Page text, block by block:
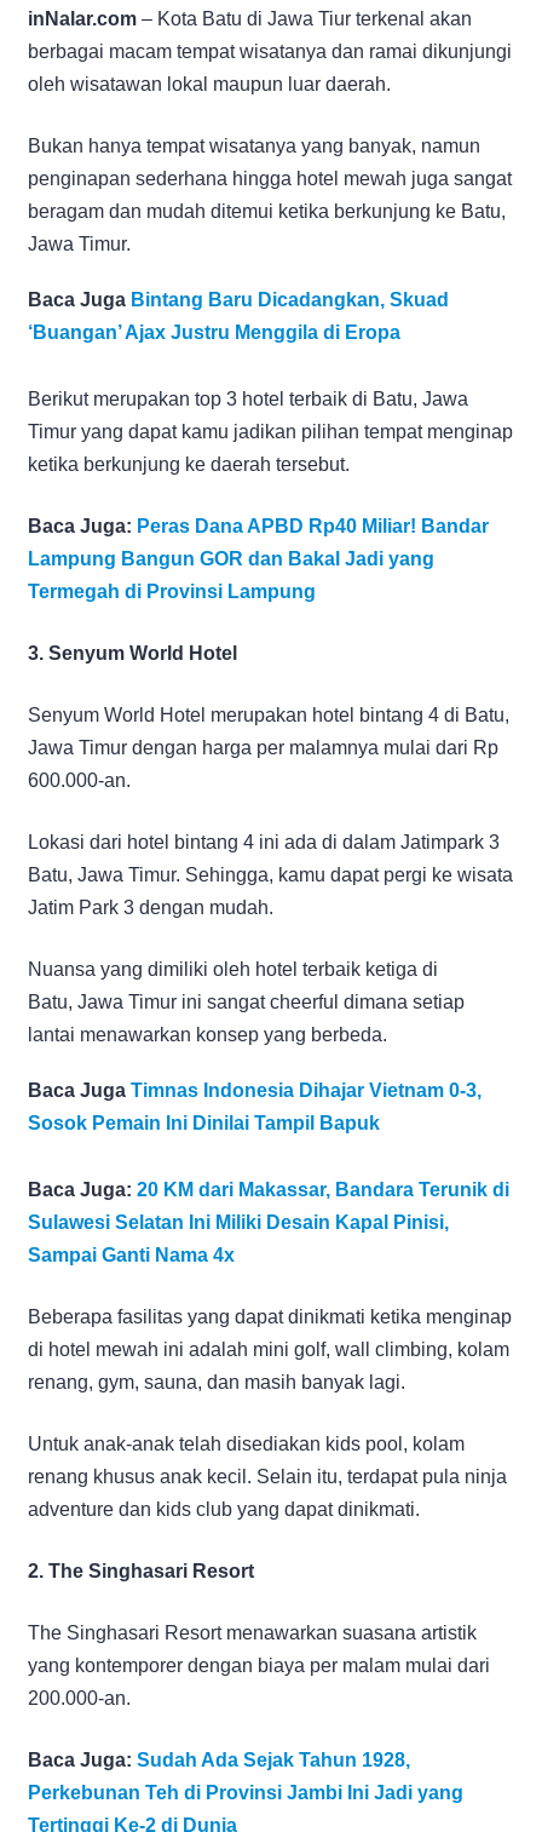
inNalar.com – Kota Batu di Jawa Tiur terkenal akan
berbagai macam tempat wisatanya dan ramai dikunjungi
oleh wisatawan lokal maupun luar daerah.
Bukan hanya tempat wisatanya yang banyak, namun
penginapan sederhana hingga hotel mewah juga sangat
beragam dan mudah ditemui ketika berkunjung ke Batu,
Jawa Timur.
Baca Juga Bintang Baru Dicadangkan, Skuad
‘Buangan’ Ajax Justru Menggila di Eropa
Berikut merupakan top 3 hotel terbaik di Batu, Jawa
Timur yang dapat kamu jadikan pilihan tempat menginap
ketika berkunjung ke daerah tersebut.
Baca Juga: Peras Dana APBD Rp40 Miliar! Bandar
Lampung Bangun GOR dan Bakal Jadi yang
Termegah di Provinsi Lampung
3. Senyum World Hotel
Senyum World Hotel merupakan hotel bintang 4 di Batu,
Jawa Timur dengan harga per malamnya mulai dari Rp
600.000-an.
Lokasi dari hotel bintang 4 ini ada di dalam Jatimpark 3
Batu, Jawa Timur. Sehingga, kamu dapat pergi ke wisata
Jatim Park 3 dengan mudah.
Nuansa yang dimiliki oleh hotel terbaik ketiga di
Batu, Jawa Timur ini sangat cheerful dimana setiap
lantai menawarkan konsep yang berbeda.
Baca Juga Timnas Indonesia Dihajar Vietnam 0-3,
Sosok Pemain Ini Dinilai Tampil Bapuk
Baca Juga: 20 KM dari Makassar, Bandara Terunik di
Sulawesi Selatan Ini Miliki Desain Kapal Pinisi,
Sampai Ganti Nama 4x
Beberapa fasilitas yang dapat dinikmati ketika menginap
di hotel mewah ini adalah mini golf, wall climbing, kolam
renang, gym, sauna, dan masih banyak lagi.
Untuk anak-anak telah disediakan kids pool, kolam
renang khusus anak kecil. Selain itu, terdapat pula ninja
adventure dan kids club yang dapat dinikmati.
2. The Singhasari Resort
The Singhasari Resort menawarkan suasana artistik
yang kontemporer dengan biaya per malam mulai dari
200.000-an.
Baca Juga: Sudah Ada Sejak Tahun 1928,
Perkebunan Teh di Provinsi Jambi Ini Jadi yang
Tertinggi Ke-2 di Dunia